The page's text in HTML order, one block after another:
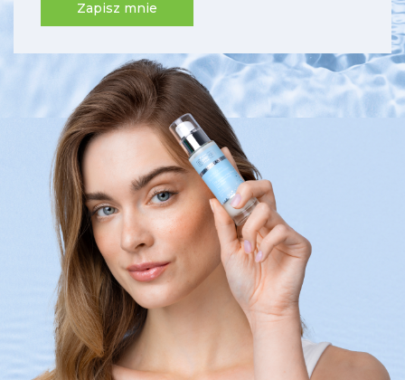
Zapisz mnie